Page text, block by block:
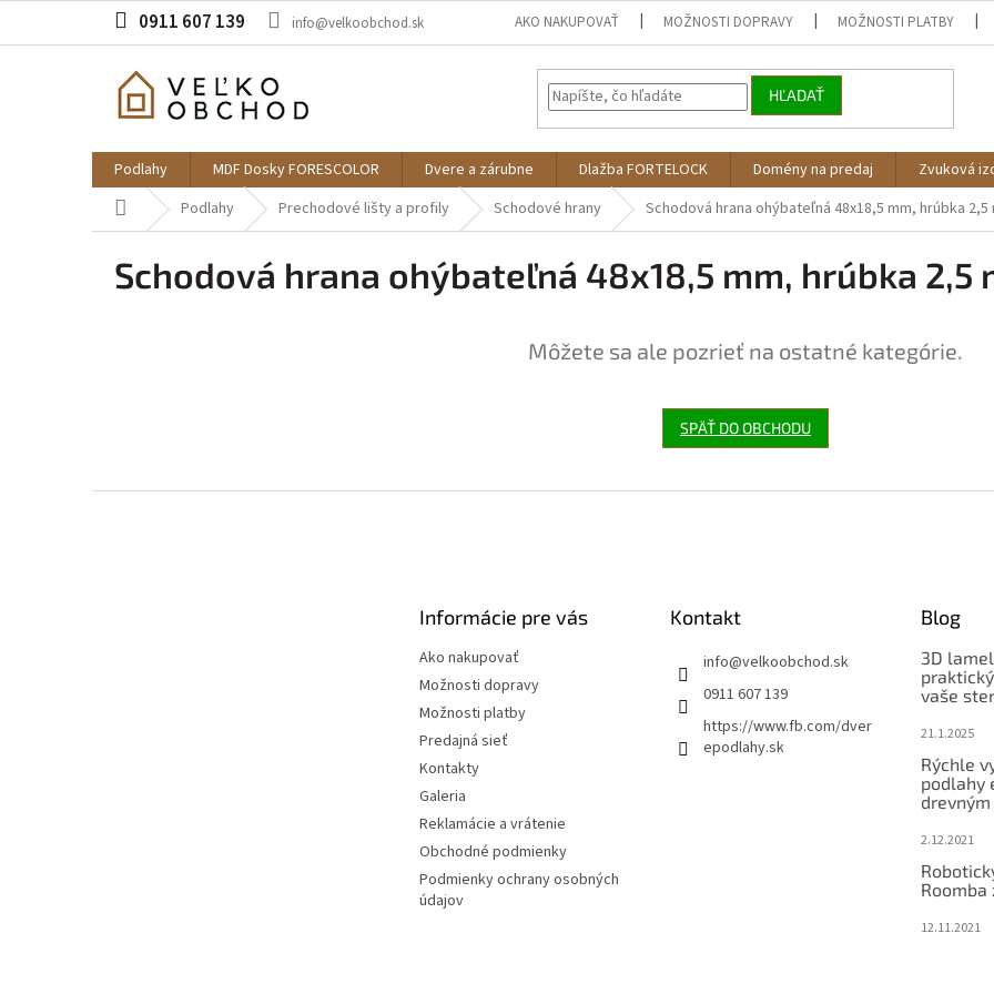
obsah
0911 607 139 info@velkoobchod.sk AKO NAKUPOVAŤ MOŽNOSTI DOPRAVY MOŽNOSTI PLATBY
HĽADAŤ
Podlahy MDF Dosky FORESCOLOR Dvere a zárubne Dlažba FORTELOCK Domény na predaj Zvuková
DomovPodlahy Prechodové lišty a profily Schodové hrany Schodová hrana ohýbateľná 48x18,5 mm, hrúbka 2,5
Schodová hrana ohýbateľná 48x18,5 mm, hrúbka 2,5
Môžete sa ale pozrieť na ostatné kategórie.
SPÄŤ DO OBCHODU
Informácie pre vás
Ako nakupovať
Možnosti dopravy
Možnosti platby
Predajná sieť
Kontakty
Galeria
Reklamácie a vrátenie
Obchodné podmienky
Podmienky ochrany osobných
údajov
Kontakt
info@velkoobchod.sk
0911 607 139
https://www.fb.com/dver
epodlahy.sk
Blog
3D
vaše
21.1.2025
Rýchle
podlahy
2.12.2021
Roomba
12.11.2021